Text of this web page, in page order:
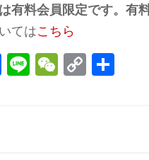
有料会員限定です。有
てはこちら
F
a
Li
n
W
e
C
o